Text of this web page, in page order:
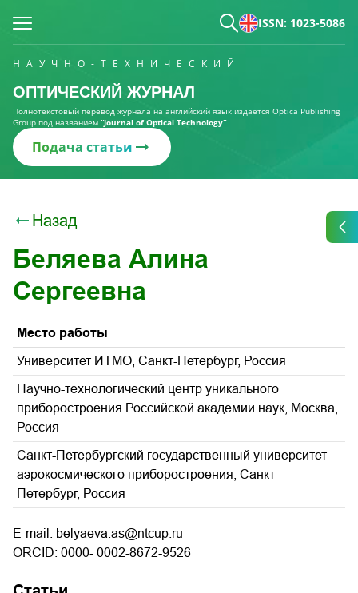
ISSN: 1023-5086
НАУЧНО-ТЕХНИЧЕСКИЙ
ОПТИЧЕСКИЙ ЖУРНАЛ
Полнотекстовый перевод журнала на английский язык издаётся Optica Publishing
Group под названием “Journal of Optical Technology“
Подача статьи
Назад
Беляева Алина
Сергеевна
Место работы
Университет ИТМО, Санкт-Петербург, Россия
Научно-технологический центр уникального
приборостроения Российской академии наук, Москва,
Россия
Санкт-Петербургский государственный университет
аэрокосмического приборостроения, Санкт-
Петербург, Россия
E-mail: belyaeva.as@ntcup.ru
ORCID: 0000- 0002-8672-9526